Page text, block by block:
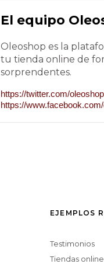
El equipo
Oleoshop es la
tu tienda online de
sorprendentes.
https://twitter.com/
https://
EJEMPLOS
Testimonios
Tiendas online